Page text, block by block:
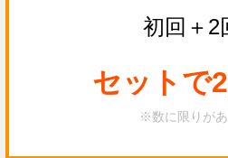
初回＋2
セットで
※数に限りが